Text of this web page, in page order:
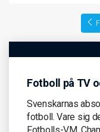
Fotboll på TV
Svenskarnas
fotboll. Vare sig